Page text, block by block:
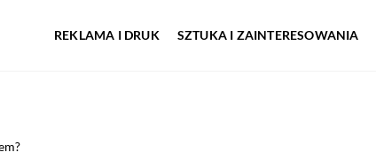
REKLAMA I DRUK SZTUKA I ZAINTERESOWANIA